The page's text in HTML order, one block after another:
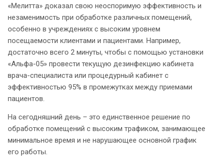
«Мелитта» доказал свою неоспоримую эффективность и
незаменимость при обработке различных помещений,
особенно в учреждениях с высоким уровнем
посещаемости клиентами и пациентами. Например,
достаточно всего 2 минуты, чтобы с помощью установки
«Альфа-05» провести текущую дезинфекцию кабинета
врача-специалиста или процедурный кабинет с
эффективностью 95% в промежутках между приемами
пациентов.
На сегодняшний день – это единственное решение по
обработке помещений с высоким трафиком, занимающее
минимальное время и не нарушающее основной график
его работы.